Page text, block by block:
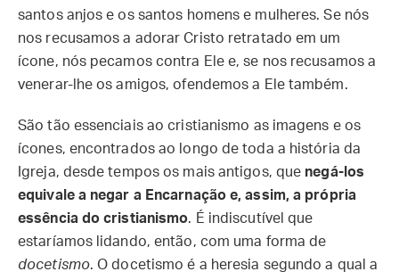
santos anjos e os santos homens e mulheres. Se nós
nos recusamos a adorar Cristo retratado em um
ícone, nós pecamos contra Ele e, se nos recusamos a
venerar-lhe os amigos, ofendemos a Ele também.
São tão essenciais ao cristianismo as imagens e os
ícones, encontrados ao longo de toda a história da
Igreja, desde tempos os mais antigos, que negá-los
equivale a negar a Encarnação e, assim, a própria
essência do cristianismo. É indiscutível que
estaríamos lidando, então, com uma forma de
docetismo. O docetismo é a heresia segundo a qual a